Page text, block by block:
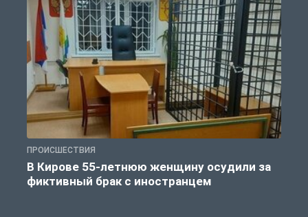
ПРОИСШЕСТВИЯ
В Кирове 55-летнюю женщину осудили за
фиктивный брак с иностранцем